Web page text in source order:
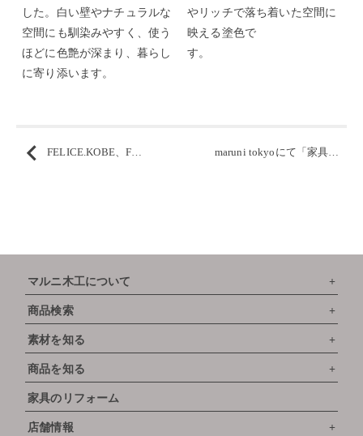
した。白い壁やナチュラルな
空間にも馴染みやすく、使う
ほどに色艶が深まり、暮らし
に寄り添います。
やリッチで落ち着いた空間に
映える塗色で
す。
FELICE.KOBE、FELICE.HIMEJIにて「MARUNI COLLECTION FAIR」を開催 ～3月31日（火）
マルニ木工について
商品検索
素材を知る
商品を知る
家具のリフォーム
店舗情報